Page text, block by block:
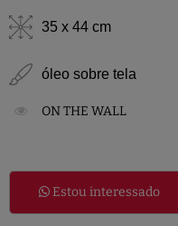
35 x 44 cm
óleo sobre tela
ON THE WALL
Estou interessado